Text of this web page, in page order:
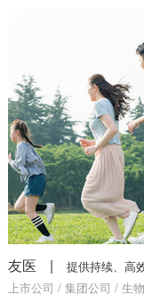
友医 |
提供持续、高效、可信